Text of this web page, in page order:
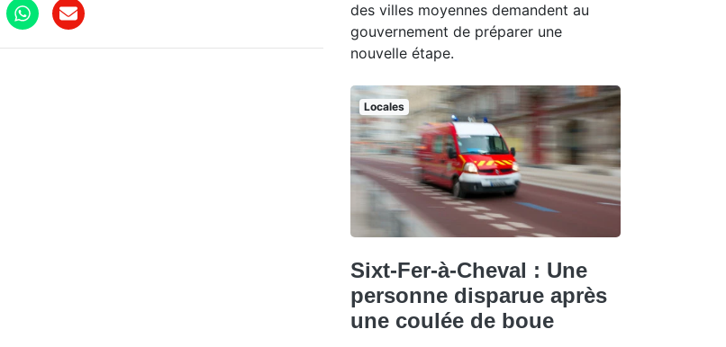
des villes moyennes demandent au
gouvernement de préparer une
nouvelle étape.
Locales
Sixt-Fer-à-Cheval : Une
personne disparue après
une coulée de boue